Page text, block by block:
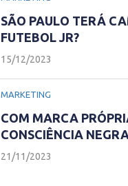
SÃO PAULO TERÁ
FUTEBOL JR?
15/12/2023
MARKETING
COM MARCA
CONSCIÊNCIA
21/11/2023